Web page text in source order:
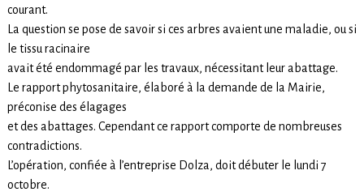
courant.
La question se pose de savoir si ces arbres avaient une maladie, ou si
le tissu racinaire
avait été endommagé par les travaux, nécessitant leur abattage.
Le rapport phytosanitaire, élaboré à la demande de la Mairie,
préconise des élagages
et des abattages. Cependant ce rapport comporte de nombreuses
contradictions.
L’opération, confiée à l’entreprise Dolza, doit débuter le lundi 7
octobre.